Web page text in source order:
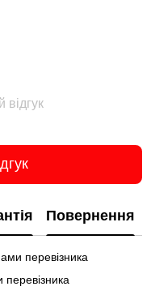
Повернення
перевізника